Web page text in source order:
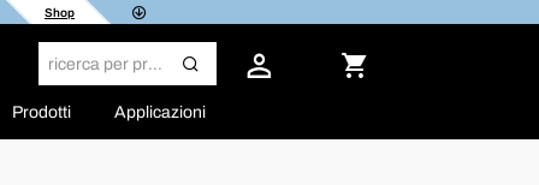
Shop
Prodotti Applicazioni